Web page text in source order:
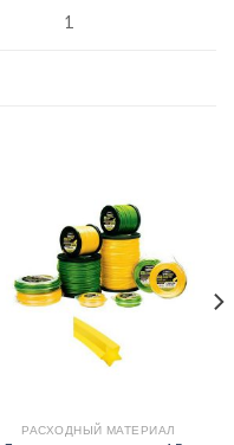
1
РАСХОДНЫЙ МАТЕРИАЛ